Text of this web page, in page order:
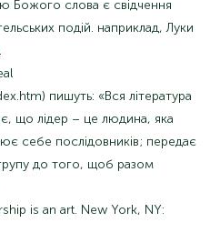
Божого слова є свідчення
подій. наприклад, Луки
пишуть: «Вся література
що лідер – це людина, яка
себе послідовників; передає
до того, щоб разом
is an art. New York, NY: